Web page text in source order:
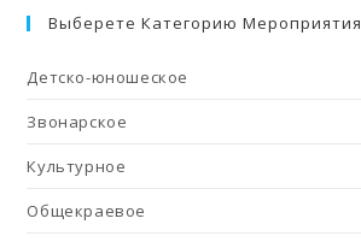
Выберете Категорию Мероприятия
Детско-юношеское
Звонарское
Культурное
Общекраевое